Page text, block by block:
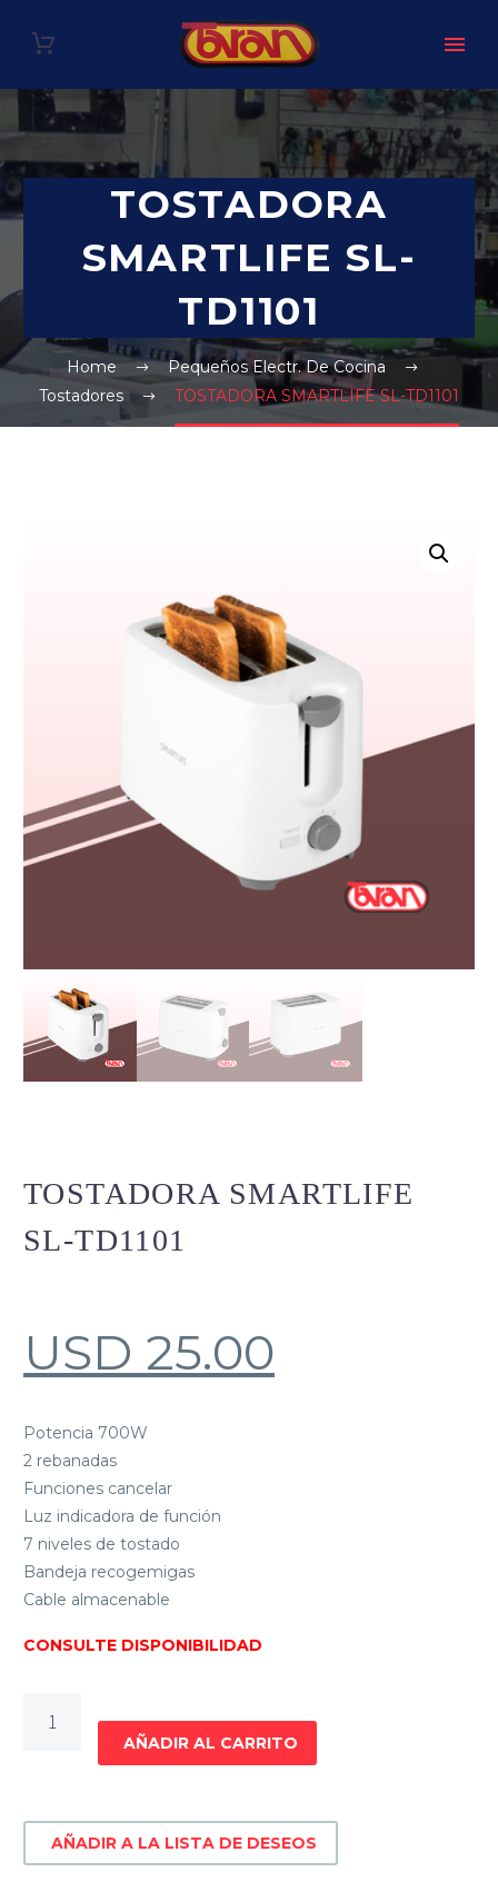
TOSTADORA
SMARTLIFE SL-
TD1101
Home
Pequeños Electr. De Cocina
Tostadores
TOSTADORA SMARTLIFE SL-TD1101
TOSTADORA SMARTLIFE
SL-TD1101
USD 25.00
Potencia 700W
2 rebanadas
Funciones cancelar
Luz indicadora de función
7 niveles de tostado
Bandeja recogemigas
Cable almacenable
CONSULTE DISPONIBILIDAD
SMARTLIFE
cantidad
AÑADIR AL CARRITO
AÑADIR A LA LISTA DE DESEOS